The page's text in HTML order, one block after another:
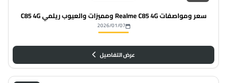
سعر ومواصفات Realme C85 4G ومميزات والعيوب ريلمي C85 4G
2026/01/07
عرض التفاصيل